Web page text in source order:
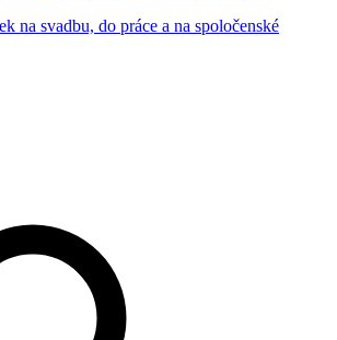
na svadbu, do práce a na spoločenské